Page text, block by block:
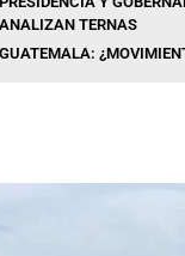
ANALIZAN TERNAS
GUATEMALA: